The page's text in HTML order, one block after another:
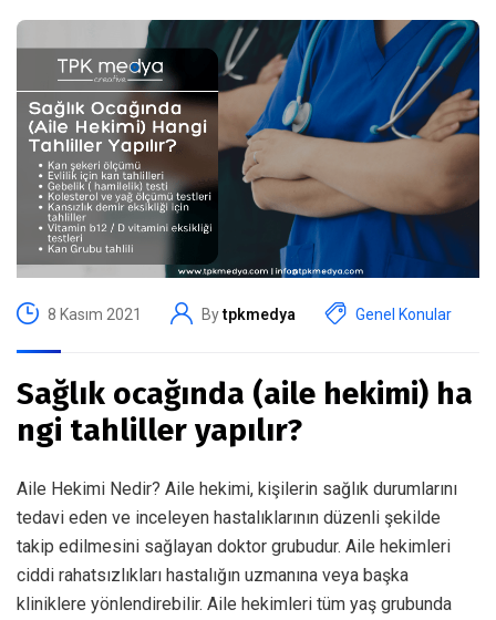
8 Kasım 2021 Bytpkmedya Genel Konular
Sağlık ocağında (aile hekimi) ha
ngi tahliller yapılır?
Aile Hekimi Nedir? Aile hekimi, kişilerin sağlık durumlarını
tedavi eden ve inceleyen hastalıklarının düzenli şekilde
takip edilmesini sağlayan doktor grubudur. Aile hekimleri
ciddi rahatsızlıkları hastalığın uzmanına veya başka
kliniklere yönlendirebilir. Aile hekimleri tüm yaş grubunda